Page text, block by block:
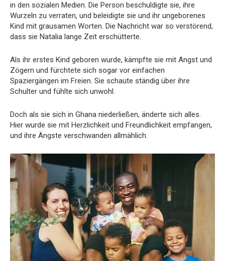
in den sozialen Medien. Die Person beschuldigte sie, ihre
Wurzeln zu verraten, und beleidigte sie und ihr ungeborenes
Kind mit grausamen Worten. Die Nachricht war so verstörend,
dass sie Natalia lange Zeit erschütterte.
Als ihr erstes Kind geboren wurde, kämpfte sie mit Angst und
Zögern und fürchtete sich sogar vor einfachen
Spaziergängen im Freien. Sie schaute ständig über ihre
Schulter und fühlte sich unwohl.
Doch als sie sich in Ghana niederließen, änderte sich alles.
Hier wurde sie mit Herzlichkeit und Freundlichkeit empfangen,
und ihre Ängste verschwanden allmählich.